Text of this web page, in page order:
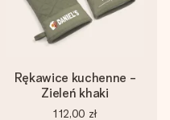
która naprawdę
prostu ogrom miłości na
Rękawice kuchenne -
Zieleń khaki
112,00 zł